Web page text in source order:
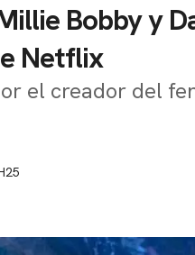
Bobby y
Netflix
el creador del